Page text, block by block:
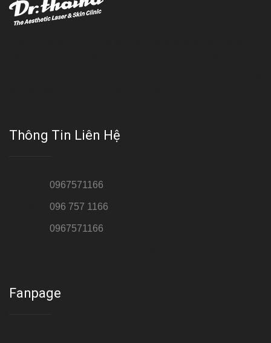
Thông Tin Liên Hệ
0967571166
096 757 1166
0967571166
Fanpage